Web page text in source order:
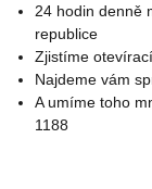
24 hodin denně
republice
Zjistíme
Najdeme vám
A umíme toho
1188